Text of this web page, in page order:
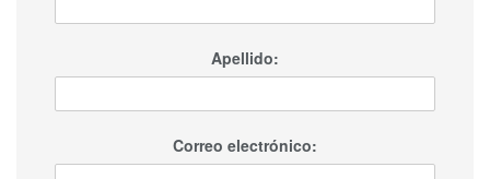
Apellido:
Correo electrónico: